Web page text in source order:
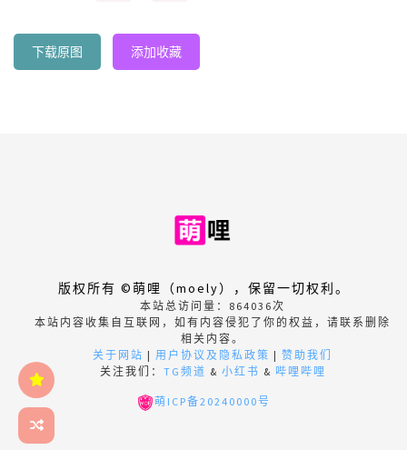
下载原图 添加收藏
版权所有 ©萌哩（moely），保留一切权利。
本站总访问量： 864036次
本站内容收集自互联网，如有内容侵犯了你的权益，请联系删除
相关内容。
关于网站 | 用户协议及隐私政策 | 赞助我们
关注我们： TG频道 & 小红书 & 哔哩哔哩
萌ICP备20240000号